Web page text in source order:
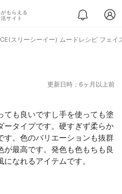
もらえる
サイト
スリーシーイー) ムードレシピ フェイ
更新日時：6ヶ月以上前
ても良いですし手を使っても塗
ータイプです。硬すぎず柔らか
す。色のバリエーションも抜群
が最高です。発色も色もちも良
なれるアイテムです。